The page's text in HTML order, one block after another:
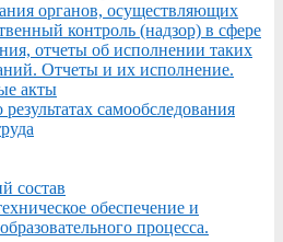
органов, осуществляющих
контроль (надзор) в сфере
отчеты об исполнении таких
Отчеты и их исполнение.
акты
самообследования
состав
обеспечение и
процесса.